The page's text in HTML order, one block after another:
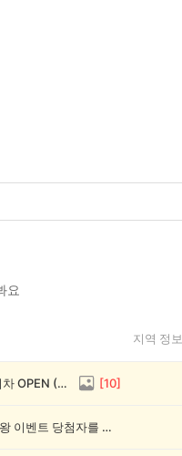
요
지역 정보
전원 1,000캐시! 🥳 우리 동네 썰전 14회차 OPEN (~8/17) [10]
💰[당첨자 발표] 26회차 우리 동네 정보왕 이벤트 당첨자를 발표합니다!